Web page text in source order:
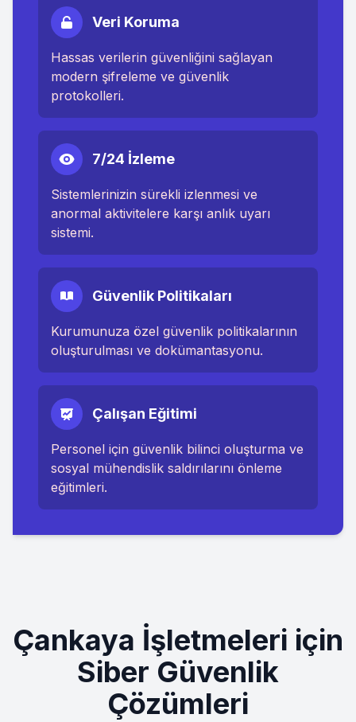
Veri Koruma
Hassas verilerin güvenliğini sağlayan
modern şifreleme ve güvenlik
protokolleri.
7/24 İzleme
Sistemlerinizin sürekli izlenmesi ve
anormal aktivitelere karşı anlık uyarı
sistemi.
Güvenlik Politikaları
Kurumunuza özel güvenlik politikalarının
oluşturulması ve dokümantasyonu.
Çalışan Eğitimi
Personel için güvenlik bilinci oluşturma ve
sosyal mühendislik saldırılarını önleme
eğitimleri.
Çankaya İşletmeleri için
Siber Güvenlik
Çözümleri